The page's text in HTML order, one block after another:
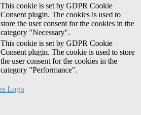
This cookie is set by GDPR Cookie
Consent plugin. The cookies is used to
store the user consent for the cookies in the
category "Necessary".
This cookie is set by GDPR Cookie
Consent plugin. The cookie is used to store
the user consent for the cookies in the
category "Performance".